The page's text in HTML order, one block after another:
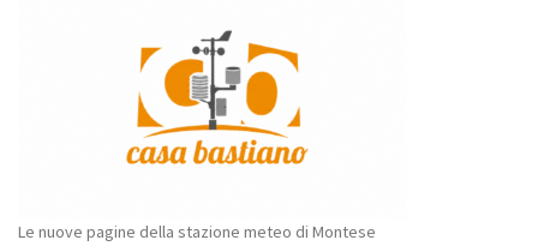
Le nuove pagine della stazione meteo di Montese